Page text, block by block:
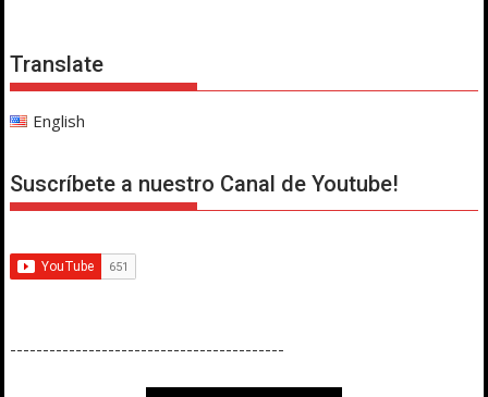
Translate
English
Suscríbete a nuestro Canal de Youtube!
------------------------------------------